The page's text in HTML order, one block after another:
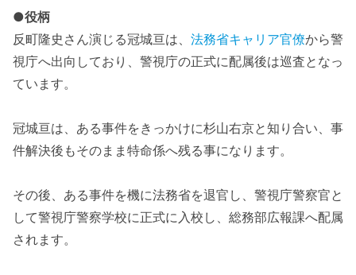
●役柄
反町隆史さん演じる冠城亘は、 法務省キャリア官僚から警
視庁へ出向しており、警視庁の正式に配属後は巡査となっ
ています。
冠城亘は、ある事件をきっかけに杉山右京と知り合い、事
件解決後もそのまま特命係へ残る事になります。
その後、ある事件を機に法務省を退官し、警視庁警察官と
して警視庁警察学校に正式に入校し、総務部広報課へ配属
されます。